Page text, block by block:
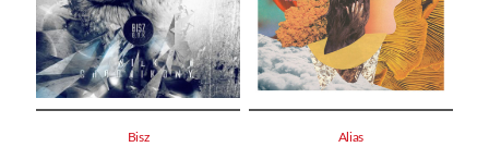
Bisz Alias